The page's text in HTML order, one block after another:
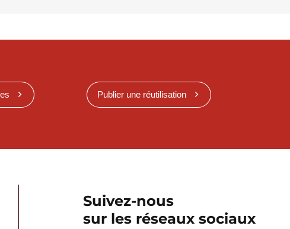
Publier une réutilisation
Suivez-nous
sur les réseaux sociaux